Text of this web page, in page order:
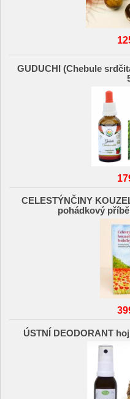
GUDUCHI (Chebule
CELESTÝNČINY
pohádkový
ÚSTNÍ DEODORANT